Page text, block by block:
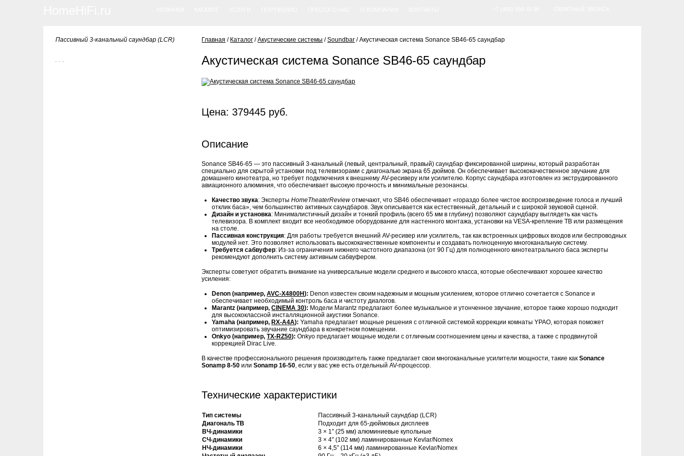
Пассивный 3-канальный саундбар (LCR) Главная / Каталог /Акустические системы /Soundbar /Акустическая система Sonance SB46-65 саундбар
Акустическая система Sonance SB46-65 саундбар
Цена: 379445 руб.
Описание
Sonance SB46-65 — это пассивный 3-канальный (левый, центральный, правый) саундбар фиксированной ширины, который разработан
специально для скрытой установки под телевизорами с диагональю экрана 65 дюймов. Он обеспечивает высококачественное звучание для
домашнего кинотеатра, но требует подключения к внешнему AV-ресиверу или усилителю. Корпус саундбара изготовлен из экструдированного
авиационного алюминия, что обеспечивает высокую прочность и минимальные резонансы.
Качество звука: ЭкспертыHomeTheaterReviewотмечают, что SB46 обеспечивает «гораздо более чистое воспроизведение голоса и лучший
отклик баса», чем большинство активных саундбаров. Звук описывается как естественный, детальный и с широкой звуковой сценой.
Дизайн и установка: Минималистичный дизайн и тонкий профиль (всего 65 мм в глубину) позволяют саундбару выглядеть как часть
телевизора. В комплект входит все необходимое оборудование для настенного монтажа, установки на VESA-крепление ТВ или размещения
на столе.
Пассивная конструкция: Для работы требуется внешний AV-ресивер или усилитель, так как встроенных цифровых входов или беспроводных
модулей нет. Это позволяет использовать высококачественные компоненты и создавать полноценную многоканальную систему.
Требуется сабвуфер: Из-за ограничения нижнего частотного диапазона (от 90 Гц) для полноценного кинотеатрального баса эксперты
рекомендуют дополнить систему активным сабвуфером.
Эксперты советуют обратить внимание на универсальные модели среднего и высокого класса, которые обеспечивают хорошее качество
усиления:
Denon (например,AVC-X4800H): Denon известен своим надежным и мощным усилением, которое отлично сочетается с Sonance и
обеспечивает необходимый контроль баса и чистоту диалогов.
Marantz (например,CINEMA 30): Модели Marantz предлагают более музыкальное и утонченное звучание, которое также хорошо подходит
для высококлассной инсталляционной акустики Sonance.
Yamaha (например, RX-A4A): Yamaha предлагает мощные решения с отличной системой коррекции комнаты YPAO, которая поможет
оптимизировать звучание саундбара в конкретном помещении.
Onkyo (например,TX-RZ50): Onkyo предлагает мощные модели с отличным соотношением цены и качества, а также с продвинутой
коррекцией Dirac Live.
В качестве профессионального решения производитель также предлагает свои многоканальные усилители мощности, такие какSonance
Sonamp 8-50 илиSonamp 16-50, если у вас уже есть отдельный AV-процессор.
Технические характеристики
Тип системы
Пассивный 3-канальный саундбар (LCR)
Диагональ ТВ
Подходит для 65-дюймовых дисплеев
ВЧ-динамики
3 × 1″ (25 мм) алюминиевые купольные
СЧ-динамики
3 × 4″ (102 мм) ламинированные Kevlar/Nomex
НЧ-динамики
6 × 4,5″ (114 мм) ламинированные Kevlar/Nomex